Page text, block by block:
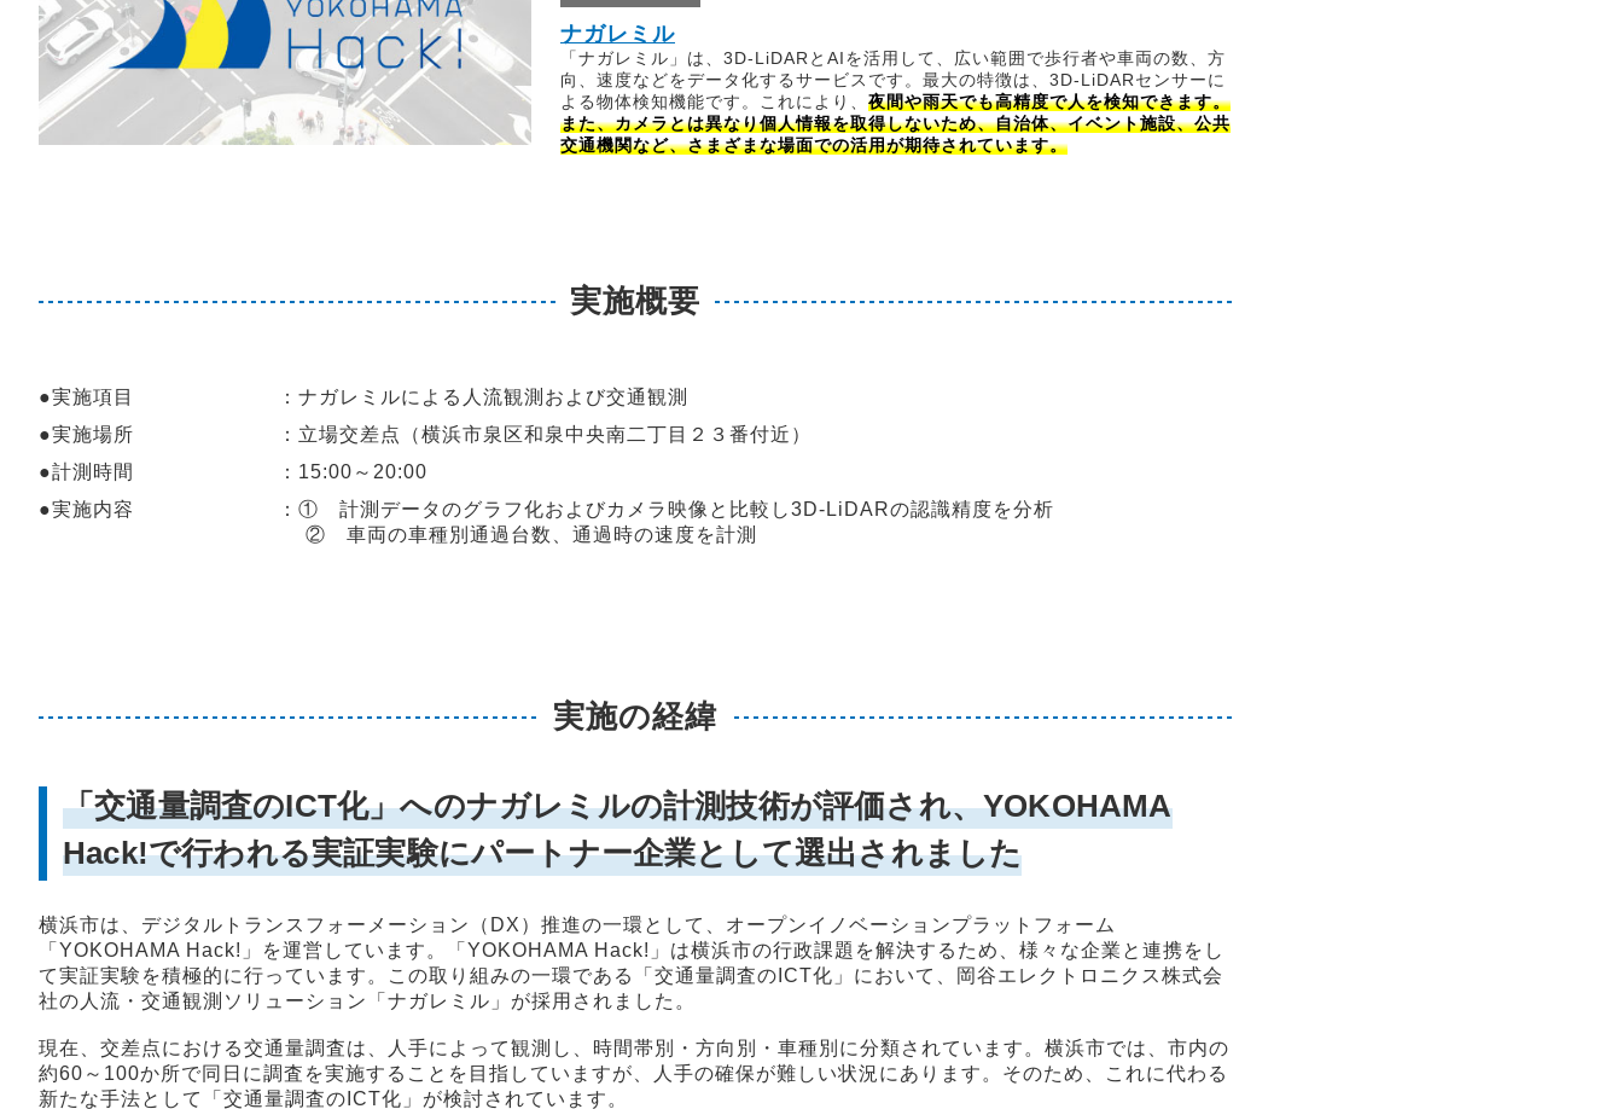
ナガレミル
「ナガレミル」は、3D-LiDARとAIを活用して、広い範囲で歩行者や車両の数、方
向、速度などをデータ化するサービスです。最大の特徴は、3D-LiDARセンサーに
よる物体検知機能です。これにより、 夜間や雨天でも高精度で人を検知できます。
また、カメラとは異なり個人情報を取得しないため、自治体、イベント施設、公共
交通機関など、さまざまな場面での活用が期待されています。
実施概要
●実施項目 ：ナガレミルによる人流観測および交通観測
●実施場所 ：立場交差点（横浜市泉区和泉中央南二丁目２３番付近）
●計測時間 ：15:00～20:00
●実施内容 ：① 計測データのグラフ化およびカメラ映像と比較し3D-LiDARの認識精度を分析
② 車両の車種別通過台数、通過時の速度を計測
実施の経緯
「交通量調査のICT化」へのナガレミルの計測技術が評価され、YOKOHAMA
Hack!で行われる実証実験にパートナー企業として選出されました
横浜市は、デジタルトランスフォーメーション（DX）推進の一環として、オープンイノベーションプラットフォーム
「YOKOHAMA Hack!」を運営しています。「YOKOHAMA Hack!」は横浜市の行政課題を解決するため、様々な企業と連携をし
て実証実験を積極的に行っています。この取り組みの一環である「交通量調査のICT化」において、岡谷エレクトロニクス株式会
社の人流・交通観測ソリューション「ナガレミル」が採用されました。
現在、交差点における交通量調査は、人手によって観測し、時間帯別・方向別・車種別に分類されています。横浜市では、市内の
約60～100か所で同日に調査を実施することを目指していますが、人手の確保が難しい状況にあります。そのため、これに代わる
新たな手法として「交通量調査のICT化」が検討されています。